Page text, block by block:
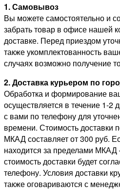
1. Самовывоз
Вы можете самостоятельно и
забрать товар в офисе нашей
доставке. Перед приездом
также укомплектованность
случаях возможно получение
2. Доставка курьером по
Обработка и формирование
осуществляется в течение 1-2
с вами по телефону для
времени. Стоимость доставки
МКАД составляет от 300 руб.
находится за пределами МКАД
стоимость доставки будет
телефону. Условия доставки
также оговариваются с